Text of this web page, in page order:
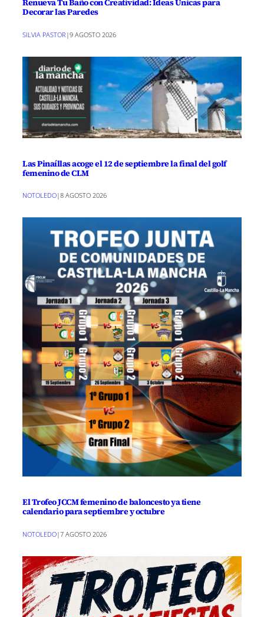
Renueva Tu Baño con Creatividad: Ideas Únicas para
Decorar las Paredes
SILVIA PASTOR |9 AGOSTO 2026
Las Pinaíllas acoge el 12 de septiembre la final del golf
femenino de CLM
NOTOLEDO|8 AGOSTO 2026
El Trofeo JCCM femenino de baloncesto ya tiene
calendario para septiembre y octubre
NOTOLEDO|7 AGOSTO 2026